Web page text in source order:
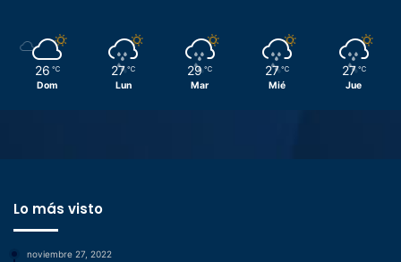
26 ℃
Dom
27 ℃
Lun
29 ℃
Mar
27 ℃
Mié
27 ℃
Jue
Lo más visto
noviembre 27, 2022